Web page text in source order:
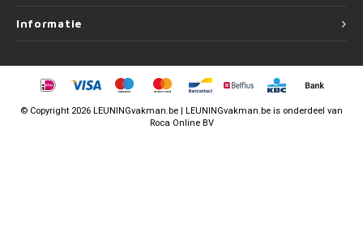
Informatie
© Copyright 2026 LEUNINGvakman.be | LEUNINGvakman.be is onderdeel van
Roca Online BV